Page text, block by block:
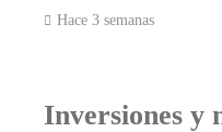
Hace 3 semanas
Inversiones y